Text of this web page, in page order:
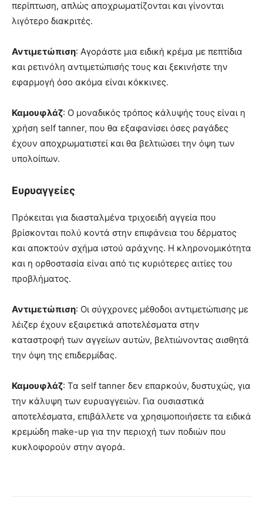
περίπτωση, απλώς αποχρωματίζονται και γίνονται
λιγότερο διακριτές.
Αντιμετώπιση: Αγοράστε μια ειδική κρέμα με πεπτίδια
και ρετινόλη αντιμετώπισής τους και ξεκινήστε την
εφαρμογή όσο ακόμα είναι κόκκινες.
Καμουφλάζ: Ο μοναδικός τρόπος κάλυψής τους είναι η
χρήση self tanner, που θα εξαφανίσει όσες ραγάδες
έχουν αποχρωματιστεί και θα βελτιώσει την όψη των
υπολοίπων.
Ευρυαγγείες
Πρόκειται για διασταλμένα τριχοειδή αγγεία που
βρίσκονται πολύ κοντά στην επιφάνεια του δέρματος
και αποκτούν σχήμα ιστού αράχνης. Η κληρονομικότητα
και η ορθοστασία είναι από τις κυριότερες αιτίες του
προβλήματος.
Αντιμετώπιση: Οι σύγχρονες μέθοδοι αντιμετώπισης με
λέιζερ έχουν εξαιρετικά αποτελέσματα στην
καταστροφή των αγγείων αυτών, βελτιώνοντας αισθητά
την όψη της επιδερμίδας.
Καμουφλάζ: Τα self tanner δεν επαρκούν, δυστυχώς, για
την κάλυψη των ευρυαγγειών. Για ουσιαστικά
αποτελέσματα, επιβάλλετε να χρησιμοποιήσετε τα ειδικά
κρεμώδη make-up για την περιοχή των ποδιών που
κυκλοφορούν στην αγορά.